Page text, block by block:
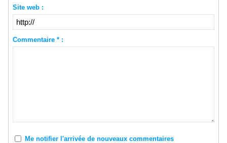
Site web :
Commentaire * :
Me notifier l'arrivée de nouveaux commentaires